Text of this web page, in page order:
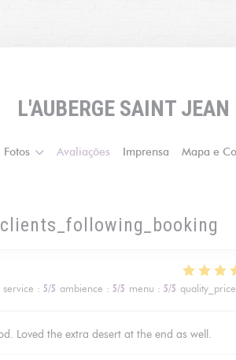
L'AUBERGE SAINT JEAN
Fotos Avaliações Imprensa Mapa e
service : 5/5 ambience : 5/5 menu : 5/5 quality_price
Loved the extra desert at the end as well.